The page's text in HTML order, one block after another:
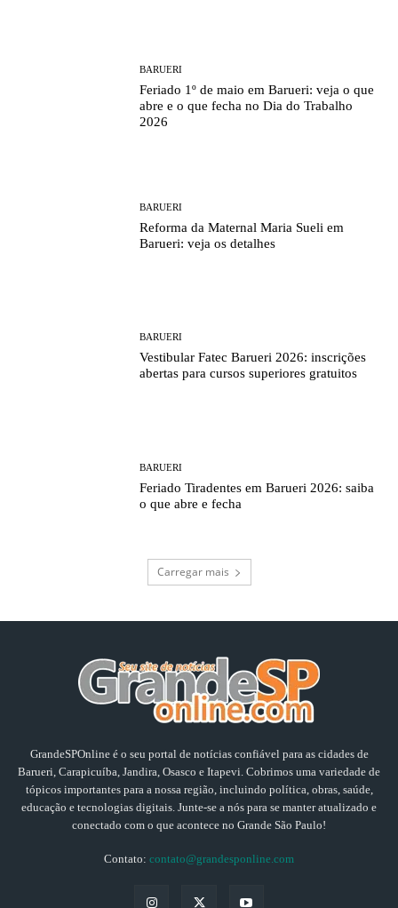
BARUERI
Feriado 1º de maio em Barueri: veja o que
abre e o que fecha no Dia do Trabalho
2026
BARUERI
Reforma da Maternal Maria Sueli em
Barueri: veja os detalhes
BARUERI
Vestibular Fatec Barueri 2026: inscrições
abertas para cursos superiores gratuitos
BARUERI
Feriado Tiradentes em Barueri 2026: saiba
o que abre e fecha
Carregar mais
GrandeSPOnline é o seu portal de notícias confiável para as cidades de
Barueri, Carapicuíba, Jandira, Osasco e Itapevi. Cobrimos uma variedade de
tópicos importantes para a nossa região, incluindo política, obras, saúde,
educação e tecnologias digitais. Junte-se a nós para se manter atualizado e
conectado com o que acontece no Grande São Paulo!
Contato: contato@grandesponline.com